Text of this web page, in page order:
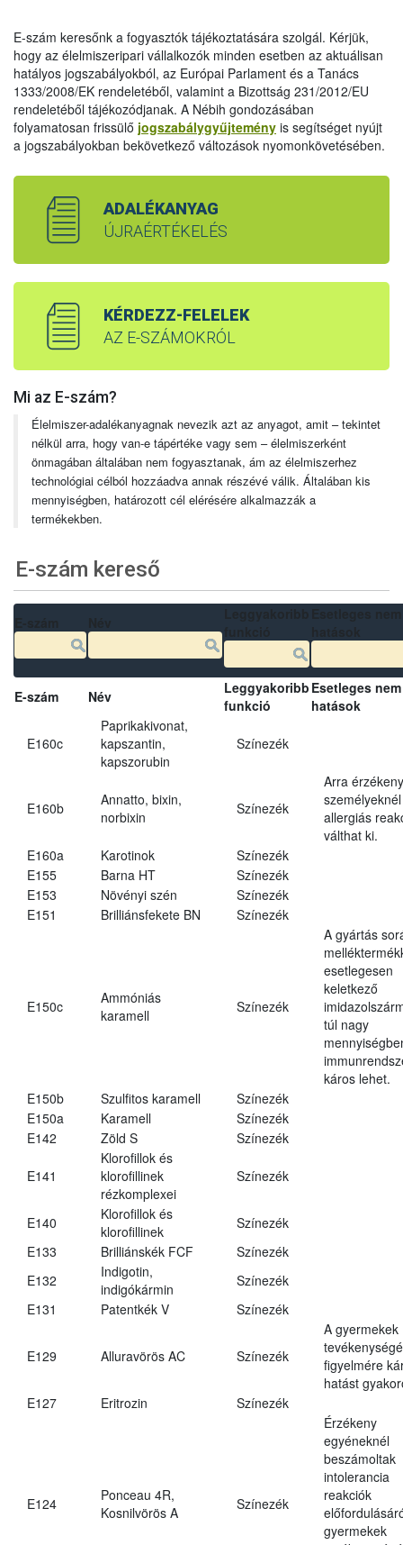
E-szám keresőnk a fogyasztók tájékoztatására szolgál. Kérjük,
hogy az élelmiszeripari vállalkozók minden esetben az aktuálisan
hatályos jogszabályokból, az Európai Parlament és a Tanács
1333/2008/EK rendeletéből, valamint a Bizottság 231/2012/EU
rendeletéből tájékozódjanak. A Nébih gondozásában
folyamatosan frissülő jogszabálygyűjtemény is segítséget nyújt
a jogszabályokban bekövetkező változások nyomonkövetésében.
ADALÉKANYAG
ÚJRAÉRTÉKELÉS
KÉRDEZZ-FELELEK
AZ E-SZÁMOKRÓL
Mi az E-szám?
Élelmiszer-adalékanyagnak nevezik azt az anyagot, amit – tekintet
nélkül arra, hogy van-e tápértéke vagy sem – élelmiszerként
önmagában általában nem fogyasztanak, ám az élelmiszerhez
technológiai célból hozzáadva annak részévé válik. Általában kis
mennyiségben, határozott cél elérésére alkalmazzák a
termékekben.
E-szám kereső
E-szám Név
Leggyakoribb
funkció
Esetleges
hatások
E160c
Paprikakivonat,
kapszantin,
kapszorubin
Színezék
E160b
Annatto, bixin,
norbixin
Színezék
Arra érzékeny
személyeknél
allergiás
válthat ki.
E160a
Karotinok
Színezék
E155
Barna HT
Színezék
E153
Növényi szén
Színezék
E151
Brilliánsfekete BN Színezék
E150c
Ammóniás
karamell
Színezék
A gyártás
esetlegesen
keletkező
túl nagy
káros lehet.
E150b
Szulfitos karamell
Színezék
E150a
Karamell
Színezék
E142
Zöld S Színezék
E141
Klorofillok és
klorofillinek
rézkomplexei
Színezék
E140
Klorofillok és
klorofillinek
Színezék
E133
Brilliánskék FCF
Színezék
E132
Indigotin,
indigókármin
Színezék
E131
Patentkék V Színezék
E129 Alluravörös AC Színezék
A gyermekek
figyelmére
hatást
E127
Eritrozin Színezék
E124
Ponceau 4R,
Kosnilvörös A
Színezék
Érzékeny
egyéneknél
beszámoltak
intolerancia
reakciók
gyermekek